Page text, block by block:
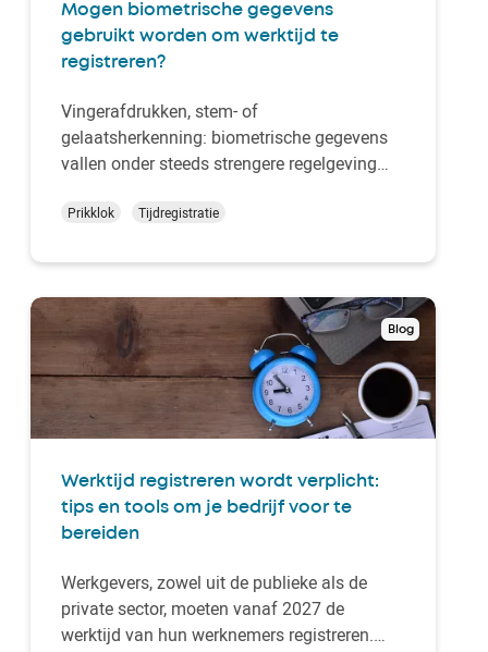
Mogen biometrische gegevens
gebruikt worden om werktijd te
registreren?
Vingerafdrukken, stem- of
gelaatsherkenning: biometrische gegevens
vallen onder steeds strengere regelgeving
België zitten ze al verwerkt in
bedrijven ze ook gebruiken voor
tijdsregistratie of toegangscontrole? De
realiteit …
Prikklok Tijdregistratie
Blog
Werktijd registreren wordt verplicht:
tips en tools om je bedrijf voor te
bereiden
Werkgevers, zowel uit de publieke als de
private sector, moeten vanaf 2027 de
werktijd van hun werknemers registreren.